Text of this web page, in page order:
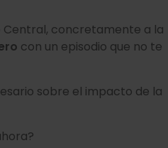
Central, concretamente a la
con un episodio que no te
sobre el impacto de la